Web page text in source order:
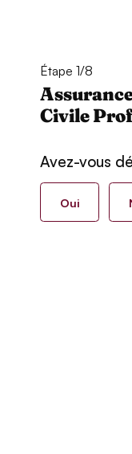
Étape 1/8
Civile
Avez-vous
Oui